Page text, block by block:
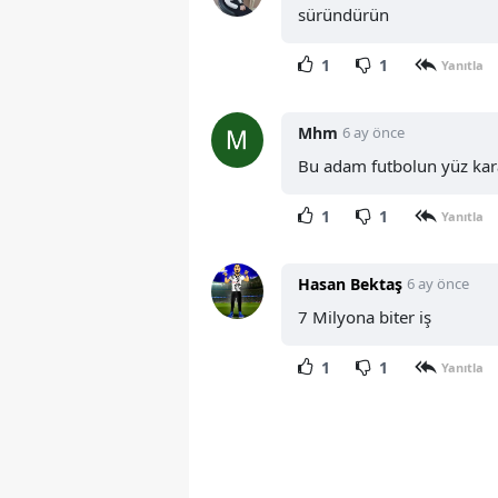
süründürün
1 1 Yanıtla
Mhm 6 ay önce
Bu adam futbolun yüz
1 1 Yanıtla
Hasan Bektaş 6 ay önce
7 Milyona biter iş
1 1 Yanıtla